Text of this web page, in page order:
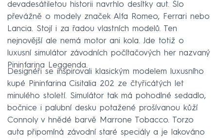
devadesátiletou historii navrhlo desítky aut. Šlo
převážně o modely značek Alfa Romeo, Ferrari nebo
Lancia. Stojí i za řadou vlastních modelů. Ten
nejnovější ale nemá motor ani kola. Jde totiž o
luxusní simulátor závodních počítačových her nazvaný
Pininfarina Leggenda.
Designéři se inspirovali klasickým modelem luxusního
kupé Pininfarina Cisitalia 202 ze čtyřicátých let
minulého století. Simulátor tak má pohodlné sedadlo,
bočnice i palubní desku potažené prošívanou kůží
Connoly v hnědé barvě Marrone Tobacco. Torzo
auta připomíná závodní staré speciály a je lakováno